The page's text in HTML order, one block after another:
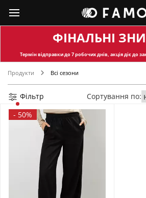
ФІНАЛЬНІ
Термін відправкидо 7 робочих днів, акція діє до
Продукти Всі сезони
Фільтр
Сортування по:
- 50%